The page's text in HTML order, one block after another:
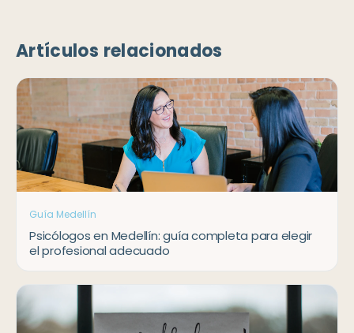
Artículos relacionados
Guía Medellín
Psicólogos en Medellín: guía completa para elegir
el profesional adecuado